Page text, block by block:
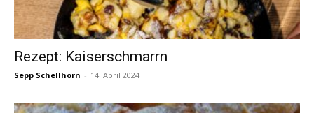
Rezept: Kaiserschmarrn
Sepp Schellhorn - 14. April 2024